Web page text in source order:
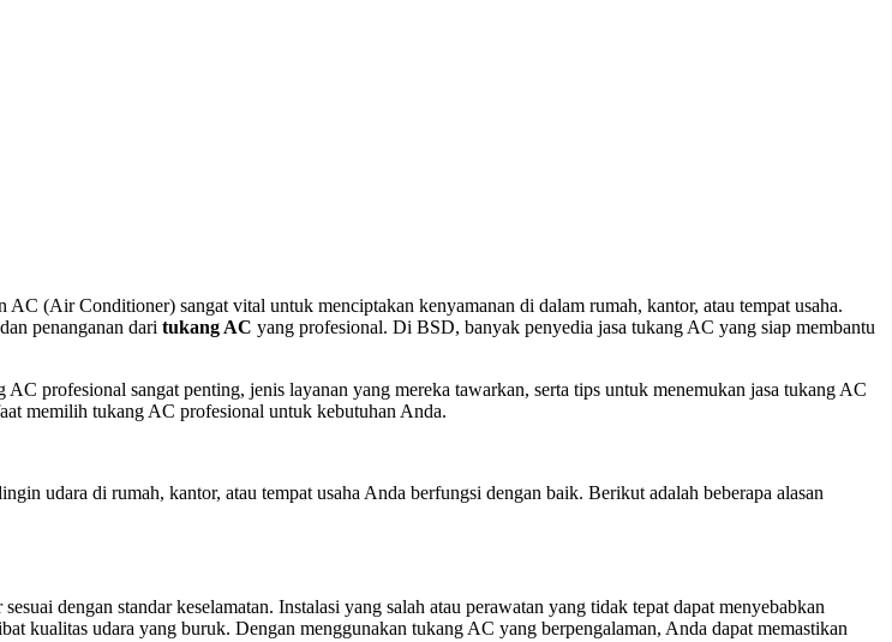
(Air Conditioner) sangat vital untuk menciptakan kenyamanan di dalam rumah, kantor, atau tempat usaha.
penanganan dari tukang AC yang profesional. Di BSD, banyak penyedia jasa tukang AC yang siap membantu
AC profesional sangat penting, jenis layanan yang mereka tawarkan, serta tips untuk menemukan jasa tukang AC
memilih tukang AC profesional untuk kebutuhan Anda.
udara di rumah, kantor, atau tempat usaha Anda berfungsi dengan baik. Berikut adalah beberapa alasan
dengan standar keselamatan. Instalasi yang salah atau perawatan yang tidak tepat dapat menyebabkan
kualitas udara yang buruk. Dengan menggunakan tukang AC yang berpengalaman, Anda dapat memastikan